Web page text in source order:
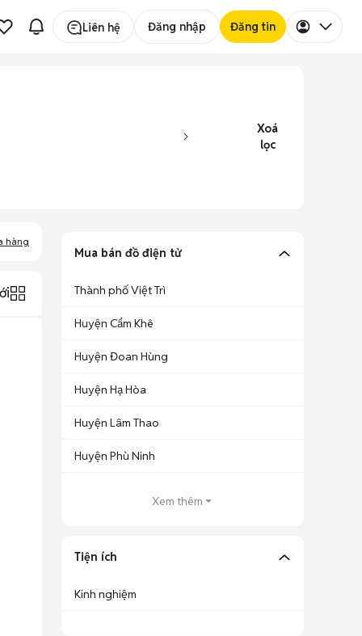
Liên hệ Đăng nhập Đăng tin
Xoá
lọc
hàng
Mua bán đồ điện tử
Thành phố Việt Trì
Huyện Cẩm Khê
Huyện Đoan Hùng
Huyện Hạ Hòa
Huyện Lâm Thao
Huyện Phù Ninh
Xem thêm
Tiện ích
Kinh nghiệm